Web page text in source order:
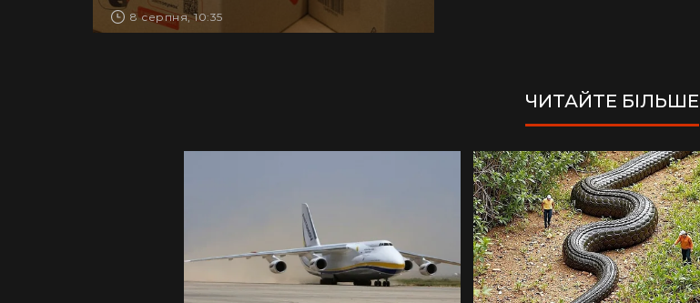
тварини та співробітників (фото)
8 серпня, 10:35
ЧИТАЙТЕ БІЛЬШЕ